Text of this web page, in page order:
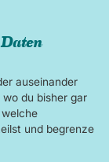
auseinander
du bisher gar
und begrenze